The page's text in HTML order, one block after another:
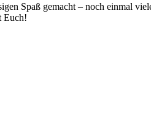
Spaß gemacht – noch einmal
Euch!